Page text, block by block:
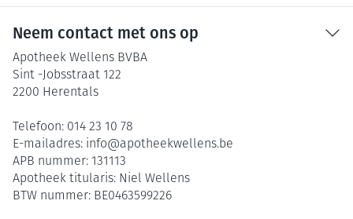
Neem contact met ons op
Apotheek Wellens BVBA
Sint -Jobsstraat 122
2200 Herentals
Telefoon: 014 23 10 78
E-mailadres: info@apotheekwellens.be
APB nummer: 131113
Apotheek titularis: Niel Wellens
BTW nummer: BE0463599226